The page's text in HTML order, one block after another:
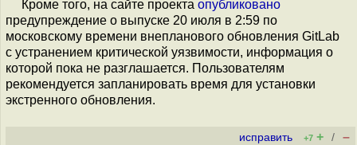
Кроме того, на сайте проекта опубликовано
предупреждение о выпуске 20 июля в 2:59 по
московскому времени внепланового обновления GitLab
с устранением критической уязвимости, информация о
которой пока не разглашается. Пользователям
рекомендуется запланировать время для установки
экстренного обновления.
исправить +7 + / –